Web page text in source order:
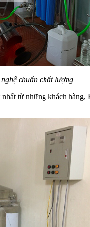
chuẩn chất lượng
nhất từ những khách hàng,